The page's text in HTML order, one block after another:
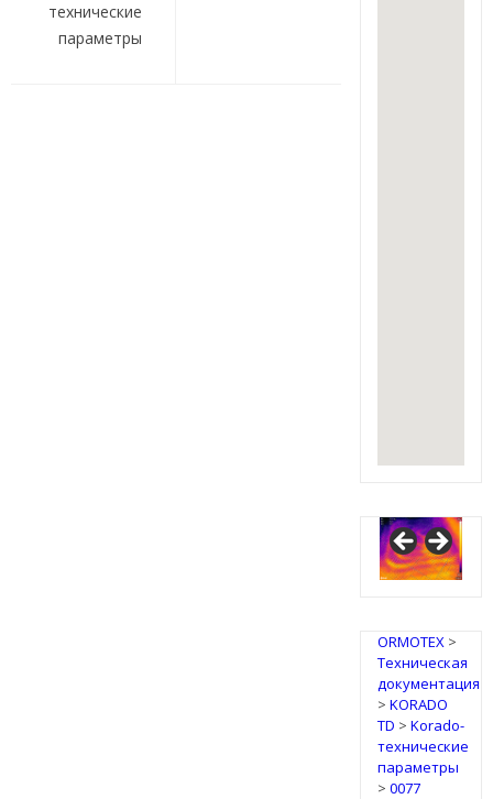
записям
технические
параметры
ORMOTEX>
Техническая
документация
> KORADO
TD > Korado-
технические
параметры
> 0077